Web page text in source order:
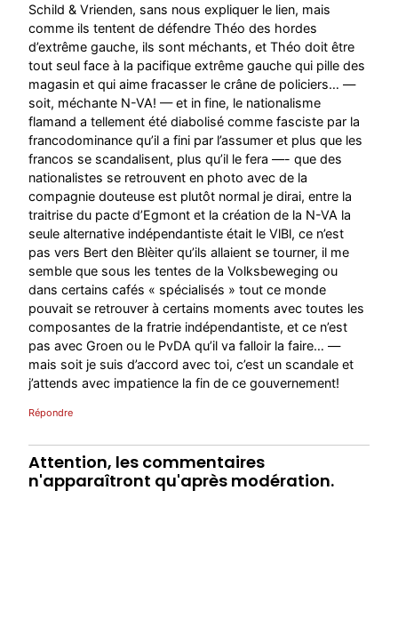
Schild & Vrienden, sans nous expliquer le lien, mais
comme ils tentent de défendre Théo des hordes
d’extrême gauche, ils sont méchants, et Théo doit être
tout seul face à la pacifique extrême gauche qui pille des
magasin et qui aime fracasser le crâne de policiers… —
soit, méchante N-VA! — et in fine, le nationalisme
flamand a tellement été diabolisé comme fasciste par la
francodominance qu’il a fini par l’assumer et plus que les
francos se scandalisent, plus qu’il le fera —- que des
nationalistes se retrouvent en photo avec de la
compagnie douteuse est plutôt normal je dirai, entre la
traitrise du pacte d’Egmont et la création de la N-VA la
seule alternative indépendantiste était le VlBl, ce n’est
pas vers Bert den Blèiter qu’ils allaient se tourner, il me
semble que sous les tentes de la Volksbeweging ou
dans certains cafés « spécialisés » tout ce monde
pouvait se retrouver à certains moments avec toutes les
composantes de la fratrie indépendantiste, et ce n’est
pas avec Groen ou le PvDA qu’il va falloir la faire… —
mais soit je suis d’accord avec toi, c’est un scandale et
j’attends avec impatience la fin de ce gouvernement!
Répondre
Attention, les commentaires
n'apparaîtront qu'après modération.